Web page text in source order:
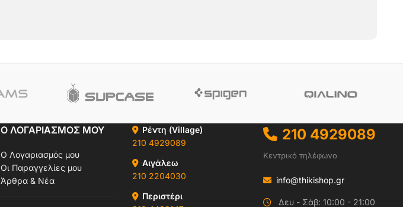
Ο ΛΟΓΑΡΙΑΣΜΟΣ ΜΟΥ
Ο Λογαριασμός μου
Οι Παραγγελίες μου
Άρθρα & Νέα
Ρέντη (Village)
210 4929089
Αιγάλεω
210 2204030
Περιστέρι
210 4929089
Κεντρικό τηλέφωνο
info@thikishop.gr
Δευ - Σάβ: 10:00 - 21:00